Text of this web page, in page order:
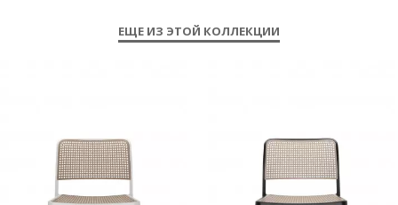
ЕЩЕ ИЗ ЭТОЙ КОЛЛЕКЦИИ